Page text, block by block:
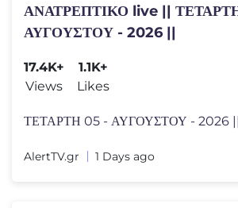
ΑΝΑΤΡΕΠΤΙΚΟ live || ΤΕΤΑΡΤΗ 05 -
ΑΥΓΟΥΣΤΟΥ - 2026 ||
17.4K+
Views
1.1K+
Likes
AlertTV.gr 1 Days ago